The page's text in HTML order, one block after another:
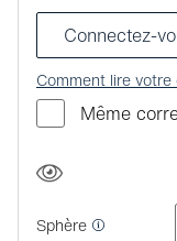
Connectez-
Comment lire
Même
Sphère